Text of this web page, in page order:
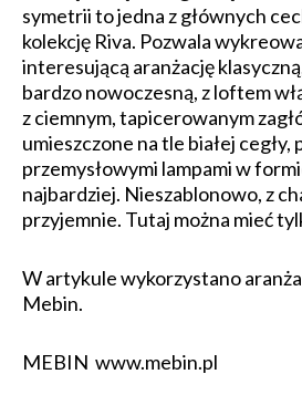
symetrii to jedna z głównych
kolekcję Riva. Pozwala
interesującą aranżację
bardzo nowoczesną, z loftem
z ciemnym, tapicerowanym
umieszczone na tle białej cegły,
przemysłowymi lampami w
najbardziej. Nieszablonowo, z
przyjemnie. Tutaj można mieć
W artykule wykorzystano
Mebin.
MEBIN www.mebin.pl